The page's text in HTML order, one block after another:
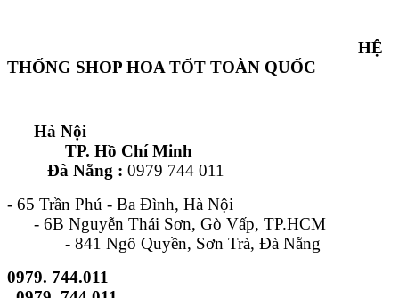
HỆ
THỐNG SHOP HOA TỐT TOÀN QUỐC
Hà Nội
TP. Hồ Chí Minh
Đà Nẵng : 0979 744 011
- 65 Trần Phú - Ba Đình, Hà Nội
- 6B Nguyễn Thái Sơn, Gò Vấp, TP.HCM
- 841 Ngô Quyền, Sơn Trà, Đà Nẵng
0979. 744.011